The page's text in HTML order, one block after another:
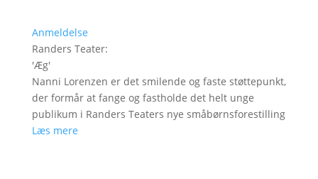
Anmeldelse
Randers Teater:
'Æg'
Nanni Lorenzen er det smilende og faste støttepunkt,
der formår at fange og fastholde det helt unge
publikum i Randers Teaters nye småbørnsforestilling
Læs mere